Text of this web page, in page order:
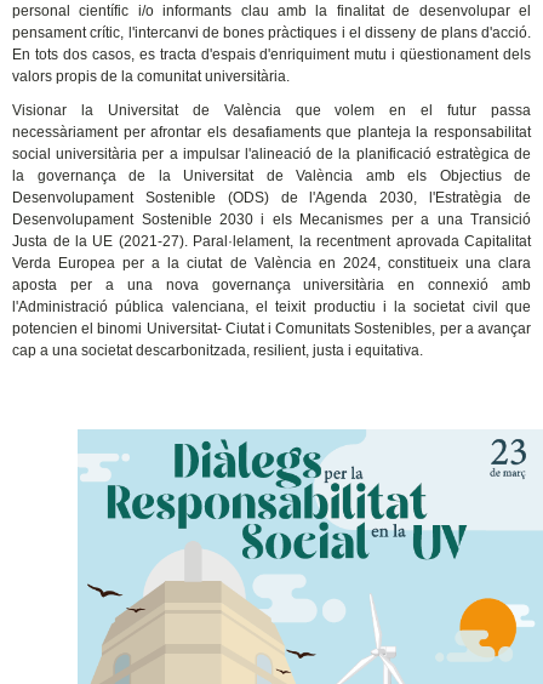
personal científic i/o informants clau amb la finalitat de desenvolupar el
pensament crític, l'intercanvi de bones pràctiques i el disseny de plans d'acció.
En tots dos casos, es tracta d'espais d'enriquiment mutu i qüestionament dels
valors propis de la comunitat universitària.
Visionar la Universitat de València que volem en el futur passa
necessàriament per afrontar els desafiaments que planteja la responsabilitat
social universitària per a impulsar l'alineació de la planificació estratègica de
la governança de la Universitat de València amb els Objectius de
Desenvolupament Sostenible (ODS) de l'Agenda 2030, l'Estratègia de
Desenvolupament Sostenible 2030 i els Mecanismes per a una Transició
Justa de la UE (2021-27). Paral·lelament, la recentment aprovada Capitalitat
Verda Europea per a la ciutat de València en 2024, constitueix una clara
aposta per a una nova governança universitària en connexió amb
l'Administració pública valenciana, el teixit productiu i la societat civil que
potencien el binomi Universitat- Ciutat i Comunitats Sostenibles, per a avançar
cap a una societat descarbonitzada, resilient, justa i equitativa.